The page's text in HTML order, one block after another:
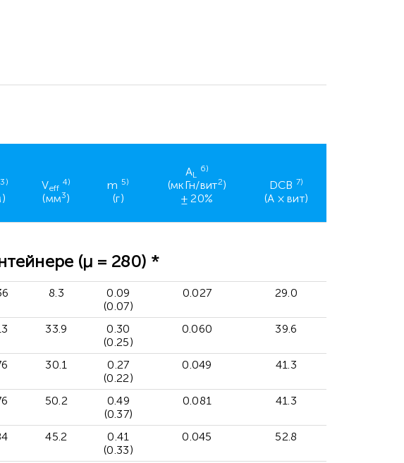
3) Veff
4)
(мм3)
m 5)
(г)
AL
6)
(мкГн/вит2)
± 20%
DCB 7)
(A × вит)
(μ = 280) *
8.3
0.09
(0.07)
0.027 29.0
33.9
0.30
(0.25)
0.060 39.6
30.1
0.27
(0.22)
0.049 41.3
50.2
0.49
(0.37)
0.081 41.3
45.2
0.41
(0.33)
0.045 52.8